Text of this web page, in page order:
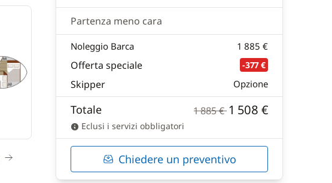
Partenza meno cara
Noleggio Barca 1 885 €
Offerta speciale -377 €
Skipper Opzione
Totale 1 885 €1 508 €
Eclusi i servizi obbligatori
Chiedere un preventivo